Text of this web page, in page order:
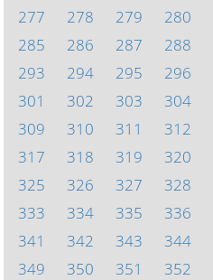
277
278 279 280
285
286 287 288
293
294 295 296
301
302 303 304
309
310 311 312
317
318 319 320
325
326 327 328
333
334 335 336
341
342 343 344
349
350 351 352